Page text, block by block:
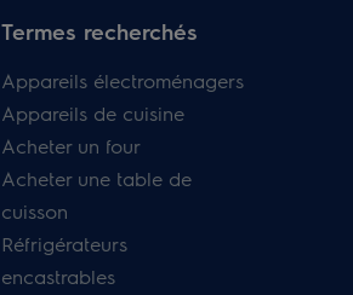
Termes recherchés
Appareils électroménagers
Appareils de cuisine
Acheter un four
Acheter une table de
cuisson
Réfrigérateurs
encastrables